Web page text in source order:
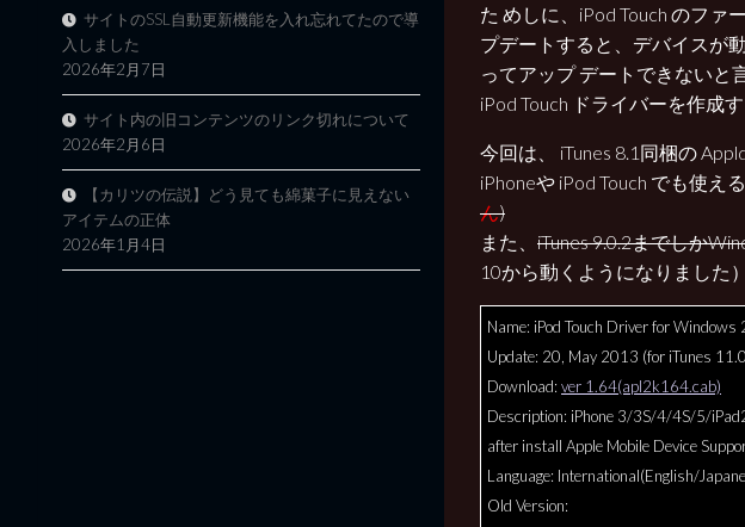
た めしに、iPod Touch のフ
プデートすると、デバイスが
ってアップ デートできないと
iPod Touch ドライバーを作成
今回は、 iTunes 8.1同梱の
iPhoneや iPod Touch でも使える
ん)
また、 iTunes 9.0.2までしか
10から動くようになりました）
Name: iPod Touch Driver for Windows
Update: 20, May 2013 (for iTunes
Download: ver 1.64(apl2k164.cab)
Description: iPhone 3/3S/4/4S/5/
after install Apple Mobile Device
Language: International(English/
Old Version:
サイトのSSL自動更新機能を入れ忘れてたので導
入しました
2026年2月7日
サイト内の旧コンテンツのリンク切れについて
2026年2月6日
【カリツの伝説】どう見ても綿菓子に見えない
アイテムの正体
2026年1月4日